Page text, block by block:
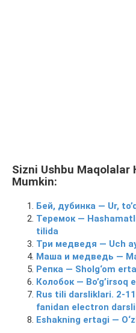
Sizni Ushbu Maqolalar
Mumkin:
Бей, дубинка — Ur,
Теремок —
tilida
Три медведя — Uch
Маша и медведь —
Репка — Sholg‘om
Колобок —
Rus tili darsliklari. 2-
fanidan electron
Eshakning ertagi —